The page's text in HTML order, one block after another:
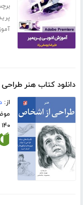
دانلود کتاب هنر
از:
۱۴۰ صفحه